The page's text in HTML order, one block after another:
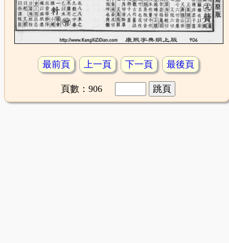
最前頁 上一頁 下一頁 最後頁
頁數：906